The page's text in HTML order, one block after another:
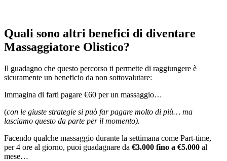
Quali sono altri benefici di diventare
Massaggiatore Olistico?
Il guadagno che questo percorso ti permette di raggiungere è
sicuramente un beneficio da non sottovalutare:
Immagina di farti pagare €60 per un massaggio…
(con le giuste strategie si può far pagare molto di più… ma
lasciamo questo da parte per il momento).
Facendo qualche massaggio durante la settimana come Part-time,
per 4 ore al giorno, puoi guadagnare da €3.000 fino a €5.000 al
mese…